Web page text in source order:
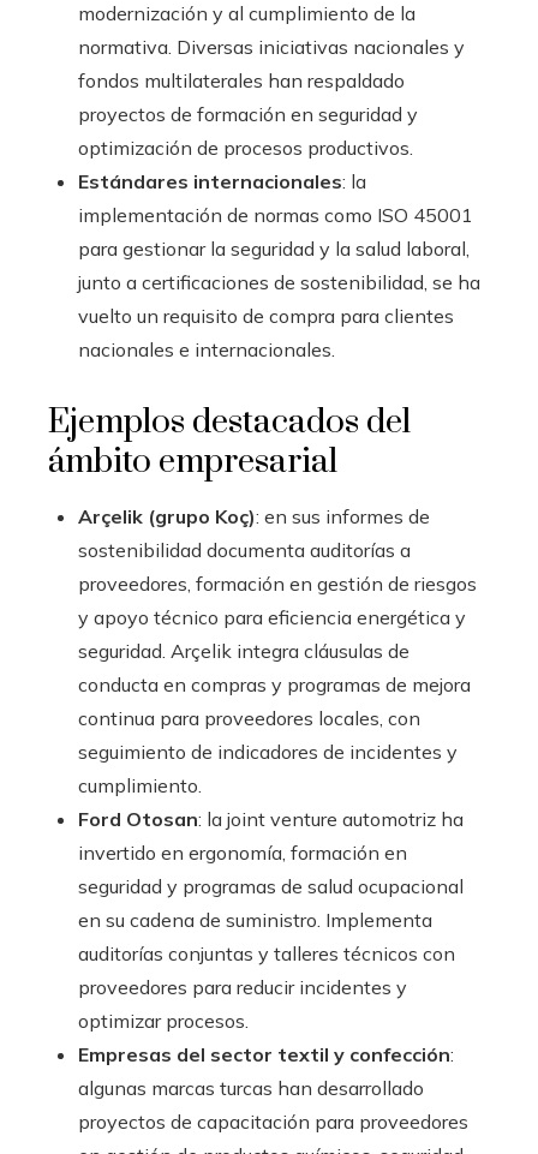
modernización y al cumplimiento de la
normativa. Diversas iniciativas nacionales y
fondos multilaterales han respaldado
proyectos de formación en seguridad y
optimización de procesos productivos.
Estándares internacionales: la
implementación de normas como ISO 45001
para gestionar la seguridad y la salud laboral,
junto a certificaciones de sostenibilidad, se ha
vuelto un requisito de compra para clientes
nacionales e internacionales.
Ejemplos destacados del
ámbito empresarial
Arçelik (grupo Koç): en sus informes de
sostenibilidad documenta auditorías a
proveedores, formación en gestión de riesgos
y apoyo técnico para eficiencia energética y
seguridad. Arçelik integra cláusulas de
conducta en compras y programas de mejora
continua para proveedores locales, con
seguimiento de indicadores de incidentes y
cumplimiento.
Ford Otosan: la joint venture automotriz ha
invertido en ergonomía, formación en
seguridad y programas de salud ocupacional
en su cadena de suministro. Implementa
auditorías conjuntas y talleres técnicos con
proveedores para reducir incidentes y
optimizar procesos.
Empresas del sector textil y confección:
algunas marcas turcas han desarrollado
proyectos de capacitación para proveedores